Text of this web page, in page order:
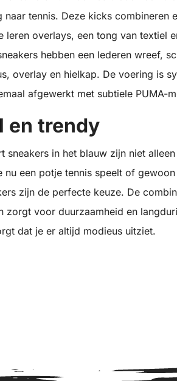
naar tennis. Deze kicks combineren
leren overlays, een tong van textiel
hebben een lederen wreef,
overlay en hielkap. De voering is
afgewerkt met subtiele PUMA-
en trendy
sneakers in het blauw zijn niet
een potje tennis speelt of
zijn de perfecte keuze. De
zorgt voor duurzaamheid en
dat je er altijd modieus uitziet.